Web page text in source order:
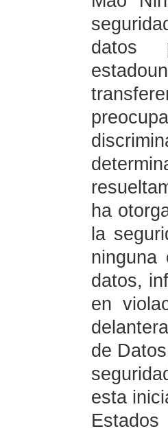
datos
ha
la
ninguna
datos,
en
de
esta